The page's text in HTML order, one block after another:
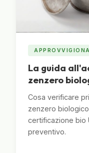
La guida
zenzero
Cosa verificare
zenzero
certificazione bio
preventivo.